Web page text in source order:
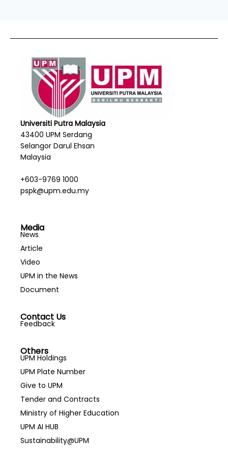
Universiti Putra Malaysia
43400 UPM Serdang
Selangor Darul Ehsan
Malaysia
+603-9769 1000
pspk@upm.edu.my
Media
News
Article
Video
UPM in the News
Document
Contact Us
Feedback
Others
UPM Holdings
UPM Plate Number
Give to UPM
Tender and Contracts
Ministry of Higher Education
UPM AI HUB
Sustainability@UPM